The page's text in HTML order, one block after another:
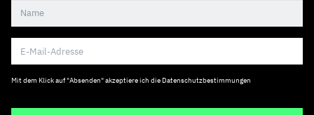
Mit dem Klick auf "Absenden" akzeptiere ich die Datenschutzbestimmungen